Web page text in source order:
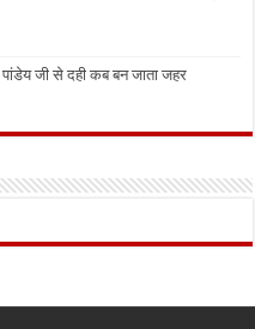
जी से दही कब बन जाता जहर